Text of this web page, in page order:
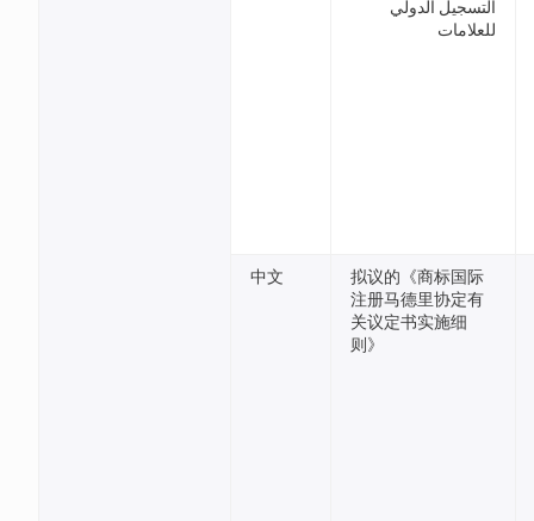
التسجيل الدولي
للعلامات
中文
拟议的《商标国际
注册马德里协定有
关议定书实施细
则》